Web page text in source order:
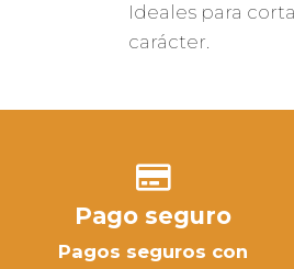
Ideales para
carácter.
Pago seguro
Pagos seguros con